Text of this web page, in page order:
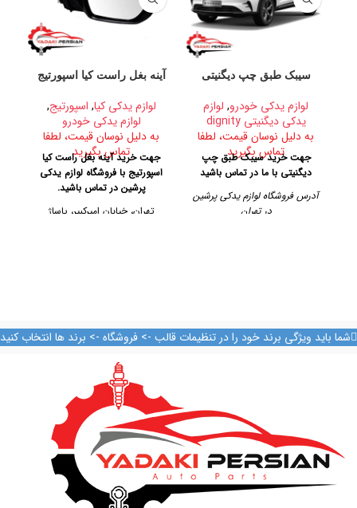
سیبک طبق چپ دیگنیتی
لوازم یدکی خودرو, لوازم
یدکی دیگنیتی dignity
به دلیل نوسان قیمت، لطفا
تماس بگیرید
جهت خرید سیبک طبق چپ
دیگنیتی با ما در تماس باشید
آدرس فروشگاه لوازم یدکی پرشین
در تهران
09124847876
آینه بغل راست کیا اسپورتیج
لوازم یدکی کیا, اسپورتیج,
لوازم یدکی خودرو
به دلیل نوسان قیمت، لطفا
تماس بگیرید
جهت خرید آینه بغل راست کیا
اسپورتیج با فروشگاه لوازم یدکی
پرشین در تماس باشید.
تهران، خیابان امیرکبیر، پاساژ
شما باید ویژگی برند خود را در تنظیمات قالب -> فروشگاه -> برند ها انتخاب کنید